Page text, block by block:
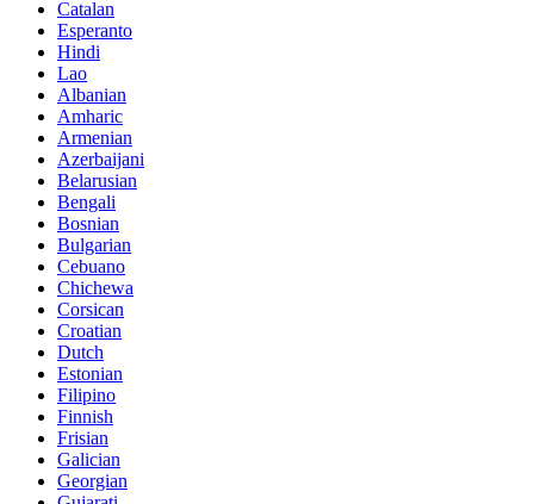
Catalan
Esperanto
Hindi
Lao
Albanian
Amharic
Armenian
Azerbaijani
Belarusian
Bengali
Bosnian
Bulgarian
Cebuano
Chichewa
Corsican
Croatian
Dutch
Estonian
Filipino
Finnish
Frisian
Galician
Georgian